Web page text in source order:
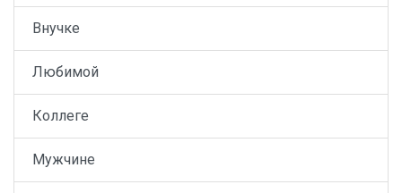
Внучке
Любимой
Коллеге
Мужчине